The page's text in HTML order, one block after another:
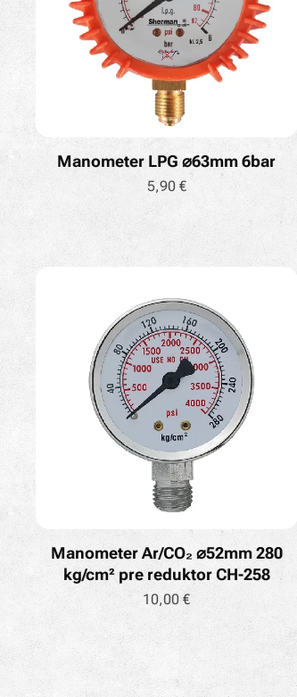
Manometer LPG ⌀63mm 6bar
5,90€
Manometer Ar/CO₂ ⌀52mm 280
kg/cm² pre reduktor CH-258
10,00€